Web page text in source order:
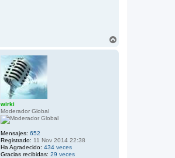
wirki
Moderador Global
Mensajes: 652
Registrado: 11 Nov 2014 22:38
Ha Agradecido: 434 veces
Gracias recibidas: 29 veces